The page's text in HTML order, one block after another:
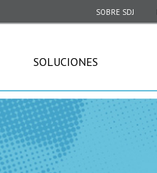
SOBRE SDJ
SOLUCIONES